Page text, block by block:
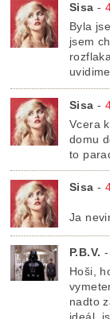
Sisa -
Byla
jsem
Sisa -
Vcera
domu
to
Sisa -
Ja
P.B.V. -
Hoši,
nadto
ideál,